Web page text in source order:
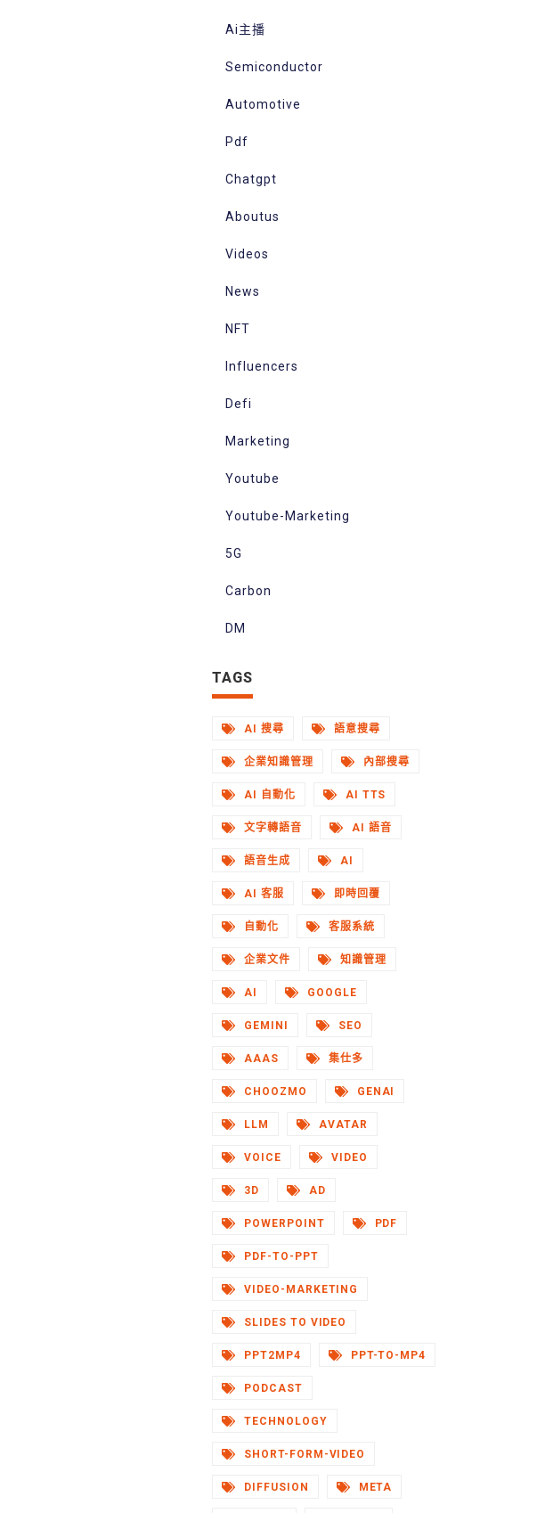
Ai主播
Semiconductor
Automotive
Pdf
Chatgpt
Aboutus
Videos
News
NFT
Influencers
Defi
Marketing
Youtube
Youtube-Marketing
5G
Carbon
DM
TAGS
AI 搜尋 語意搜尋
企業知識管理 內部搜尋
AI 自動化 AI TTS
文字轉語音 AI 語音
語音生成 AI
AI 客服 即時回覆
自動化 客服系統
企業文件 知識管理
AI GOOGLE
GEMINI SEO
AAAS 集仕多
CHOOZMO GENAI
LLM AVATAR
VOICE VIDEO
3D AD
POWERPOINT PDF
PDF-TO-PPT
VIDEO-MARKETING
SLIDES TO VIDEO
PPT2MP4 PPT-TO-MP4
PODCAST
TECHNOLOGY
SHORT-FORM-VIDEO
DIFFUSION META